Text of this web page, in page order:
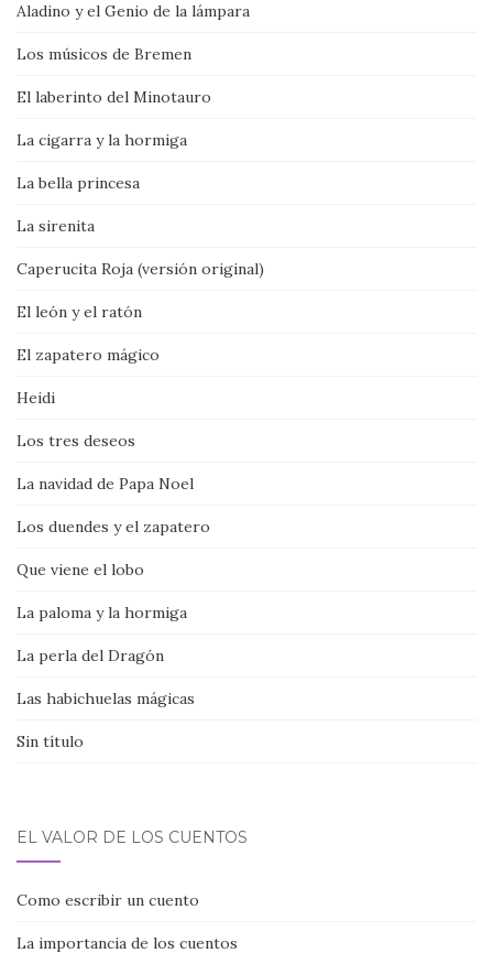
Aladino y el Genio de la lámpara
Los músicos de Bremen
El laberinto del Minotauro
La cigarra y la hormiga
La bella princesa
La sirenita
Caperucita Roja (versión original)
El león y el ratón
El zapatero mágico
Heidi
Los tres deseos
La navidad de Papa Noel
Los duendes y el zapatero
Que viene el lobo
La paloma y la hormiga
La perla del Dragón
Las habichuelas mágicas
Sin título
EL VALOR DE LOS CUENTOS
Como escribir un cuento
La importancia de los cuentos